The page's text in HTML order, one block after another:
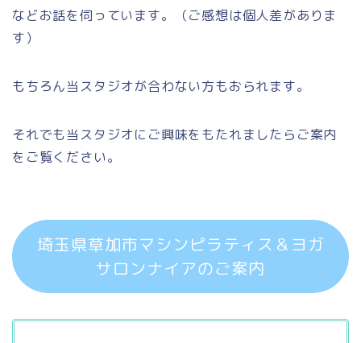
などお話を伺っています。（ご感想は個人差がありま
す）
もちろん当スタジオが合わない方もおられます。
それでも当スタジオにご興味をもたれましたらご案内
をご覧ください。
埼玉県草加市マシンピラティス＆ヨガ
サロンナイアのご案内